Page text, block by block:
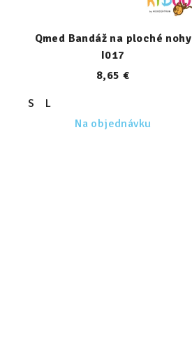
Qmed Bandáž na ploché nohy
I017
8,65 €
S
L
Na objednávku